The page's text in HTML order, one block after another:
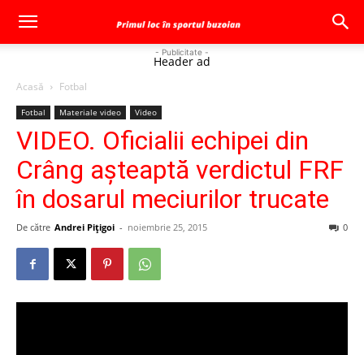
- Publicitate -
Header ad
Acasă Fotbal
Fotbal Materiale video Video
VIDEO. Oficialii echipei din
Crâng aşteaptă verdictul FRF
în dosarul meciurilor trucate
De către Andrei Pițigoi - noiembrie 25, 2015 0